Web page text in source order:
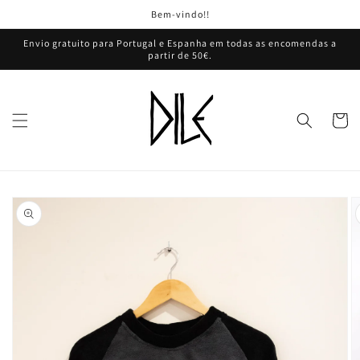
conteúdo
Bem-vindo!!
Envio gratuito para Portugal e Espanha em todas as encomendas a
partir de 50€.
a
informação